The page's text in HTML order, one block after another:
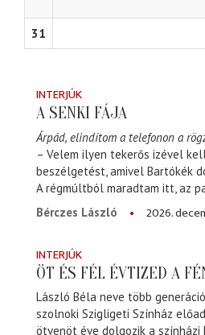
31
INTERJÚK
A SENKI FÁJA
Árpád, elindítom a telefonon a
– Velem ilyen tekerős izével
beszélgetést, amivel Bartókék
A régmúltból maradtam itt, az
Bérczes László
2026.
INTERJÚK
ÖT ÉS FÉL ÉVTIZED A
László Béla neve több
szolnoki Szigligeti Színház
ötvenöt éve dolgozik a színházi